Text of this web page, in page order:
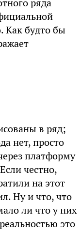
ряда
Как будто бы
в ряд;
нет, просто
платформу
честно,
на этот
Ну и что, что
ли что у них
это